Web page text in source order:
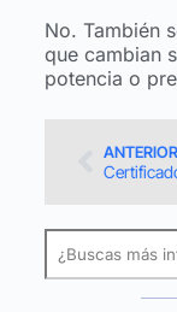
No. También
que cambian
potencia o
ANTERIOR